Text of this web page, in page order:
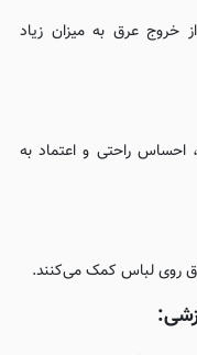
خروج عرق به میزان زیاد
راحتی و اعتماد به
روی لباس کمک می‌کنند.